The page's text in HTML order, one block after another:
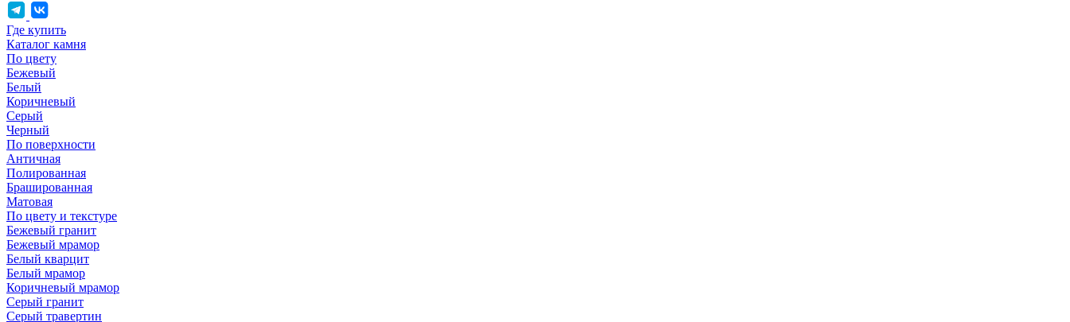
Где купить
Каталог камня
По цвету
Бежевый
Белый
Коричневый
Серый
Черный
По поверхности
Античная
Полированная
Брашированная
Матовая
По цвету и текстуре
Бежевый гранит
Бежевый мрамор
Белый кварцит
Белый мрамор
Коричневый мрамор
Серый гранит
Серый травертин